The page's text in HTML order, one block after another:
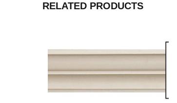
RELATED PRODUCTS